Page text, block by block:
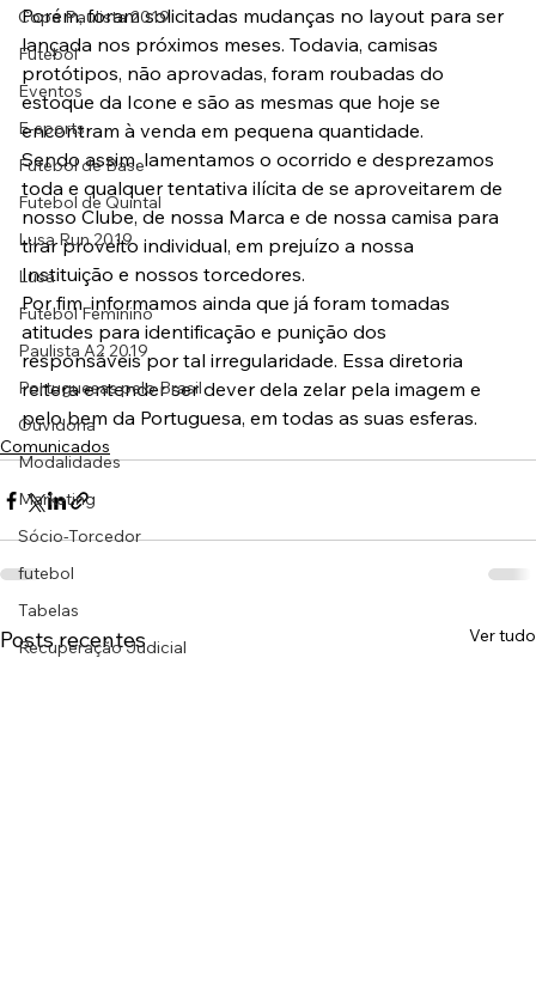
Copa Paulista 2019
Futebol
Eventos
E-sports
Futebol de Base
Futebol de Quintal
Lusa Run 2019
Lusa
Futebol Feminino
Paulista A2 2019
Portuguesas pelo Brasil
Ouvidoria
Modalidades
Marketing
Sócio-Torcedor
futebol
Tabelas
Recuperação Judicial
Porém, foram solicitadas mudanças no layout para ser
lançada nos próximos meses. Todavia, camisas
protótipos, não aprovadas, foram roubadas do
estoque da Icone e são as mesmas que hoje se
encontram à venda em pequena quantidade.
Sendo assim, lamentamos o ocorrido e desprezamos
toda e qualquer tentativa ilícita de se aproveitarem de
nosso Clube, de nossa Marca e de nossa camisa para
tirar proveito individual, em prejuízo a nossa
Instituição e nossos torcedores.
Por fim, informamos ainda que já foram tomadas
atitudes para identificação e punição dos
responsáveis por tal irregularidade. Essa diretoria
reitera entender ser dever dela zelar pela imagem e
pelo bem da Portuguesa, em todas as suas esferas.
Comunicados
Posts recentes Ver tudo